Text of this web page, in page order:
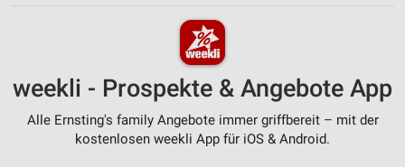
weekli - Prospekte & Angebote App
Alle Ernsting's family Angebote immer griffbereit – mit der
kostenlosen weekli App für iOS & Android.